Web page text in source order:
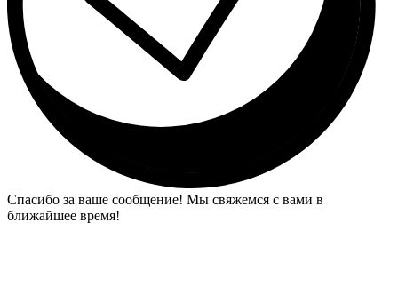
Спасибо за ваше сообщение! Мы свяжемся с вами в
ближайшее время!